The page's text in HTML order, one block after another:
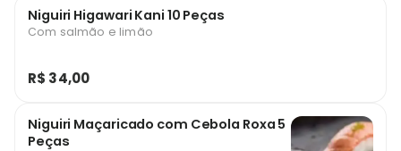
Niguiri Higawari Kani 10 Peças
Com salmão e limão
R$ 34,00
Niguiri Maçaricado com Cebola Roxa 5
Peças